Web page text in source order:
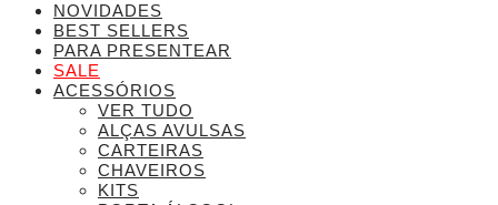
NOVIDADES
BEST SELLERS
PARA PRESENTEAR
SALE
ACESSÓRIOS
VER TUDO
ALÇAS AVULSAS
CARTEIRAS
CHAVEIROS
KITS